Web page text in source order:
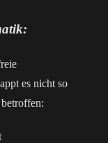
es nicht so